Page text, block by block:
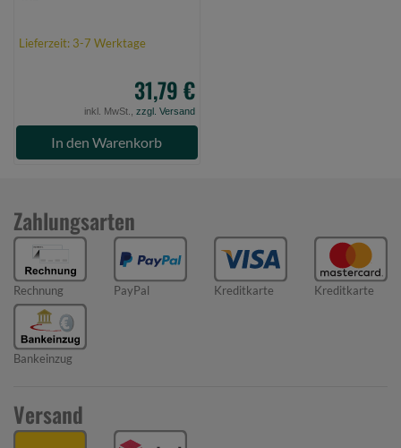
Lieferzeit: 3-7 Werktage
31,79 €
inkl. MwSt., zzgl. Versand
In den Warenkorb
Zahlungsarten
Rechnung PayPal Kreditkarte Kreditkarte
Bankeinzug
Versand